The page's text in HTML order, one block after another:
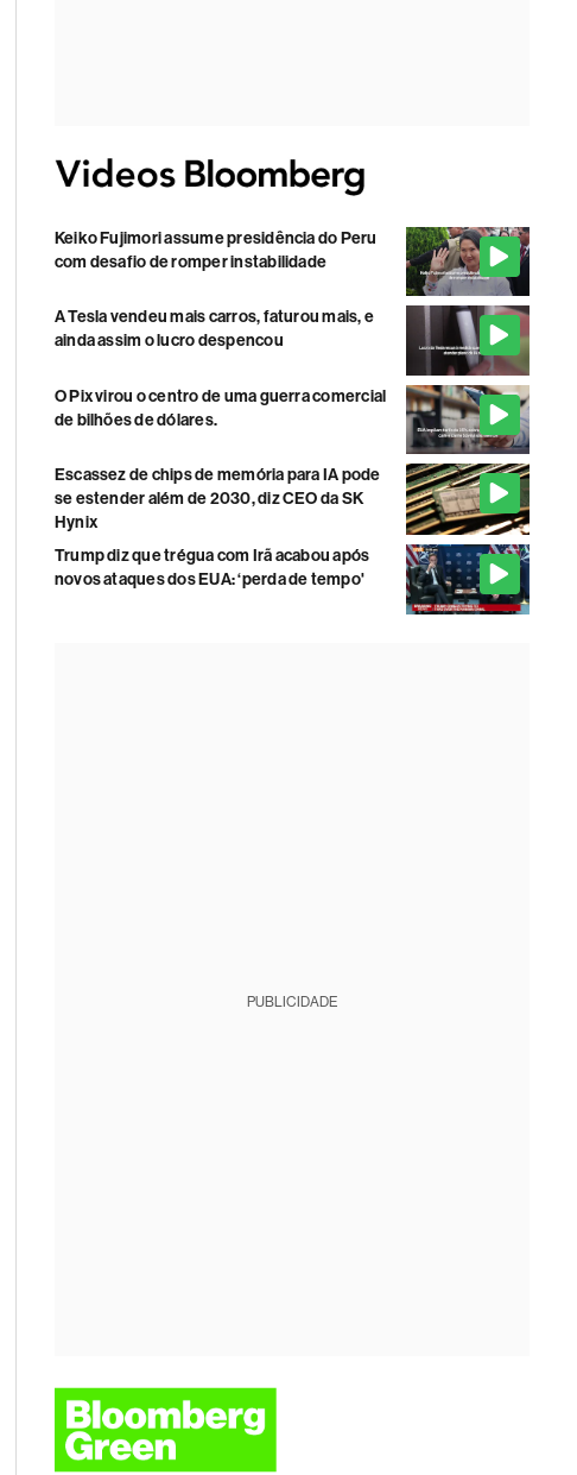
Keiko Fujimori assume presidência do Peru
com desafio de romper instabilidade
A Tesla vendeu mais carros, faturou mais, e
ainda assim o lucro despencou
O Pix virou o centro de uma guerra comercial
de bilhões de dólares.
Escassez de chips de memória para IA pode
se estender além de 2030, diz CEO da SK
Hynix
Trump diz que trégua com Irã acabou após
novos ataques dos EUA: ‘perda de tempo'
PUBLICIDADE